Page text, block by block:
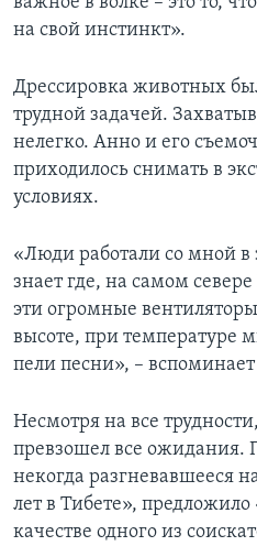
на свой инстинкт».
Дрессировка животных
трудной задачей.
нелегко. Анно и его
приходилось снимать в
условиях.
«Люди работали со мной
знает где, на самом
эти огромные
высоте, при температуре
пели песни», –
Несмотря на все
превзошел все ожидания.
некогда разгневавшееся
лет в Тибете», предложило
качестве одного из